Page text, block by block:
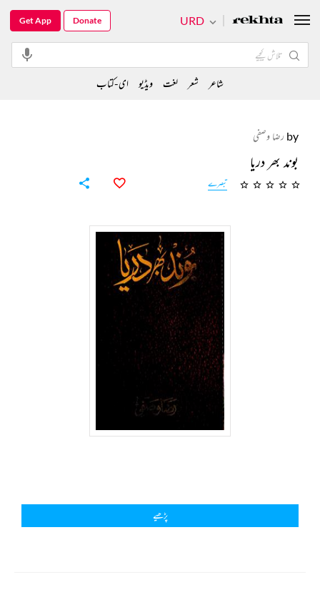
by رضا وصفی
بوند بھر دریا
تبصرے
پڑھیے
URD
Get App Donate
شاعر شعر لغت ویڈیو ای-کتاب